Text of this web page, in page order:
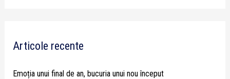
c
Articole recente
Emoția unui final de an, bucuria unui nou început